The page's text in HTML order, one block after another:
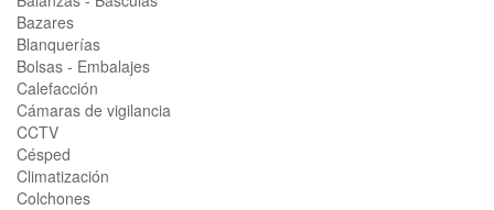
Bazares
Blanquerías
Bolsas - Embalajes
Calefacción
Cámaras de vigilancia
CCTV
Césped
Climatización
Colchones